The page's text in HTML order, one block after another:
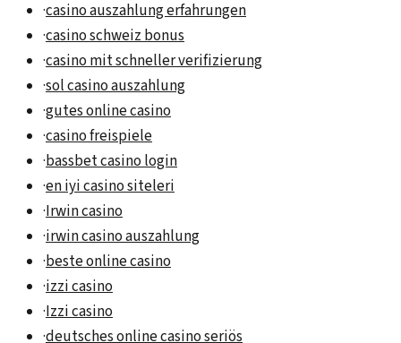
·casino auszahlung erfahrungen
·casino schweiz bonus
·casino mit schneller verifizierung
·sol casino auszahlung
·gutes online casino
·casino freispiele
·bassbet casino login
·en iyi casino siteleri
·Irwin casino
·irwin casino auszahlung
·beste online casino
·izzi casino
·Izzi casino
·deutsches online casino seriös